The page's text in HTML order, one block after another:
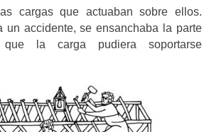
cargas que actuaban sobre ellos.
un accidente, se ensanchaba la parte
que la carga pudiera soportarse